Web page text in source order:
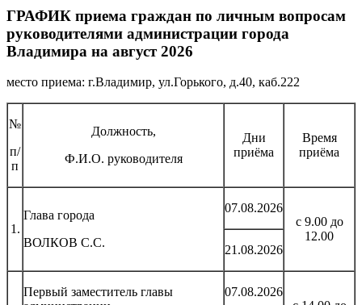
ГРАФИК приема граждан по личным вопросам
руководителями администрации города
Владимира на август 2026
место приема: г.Владимир, ул.Горького, д.40, каб.222
№
п/
п
Должность,
Ф.И.О. руководителя
Дни
приёма
Время
приёма
1.
Глава города
ВОЛКОВ С.С.
07.08.2026
с 9.00 до
12.00
21.08.2026
Первый заместитель главы
07.08.2026